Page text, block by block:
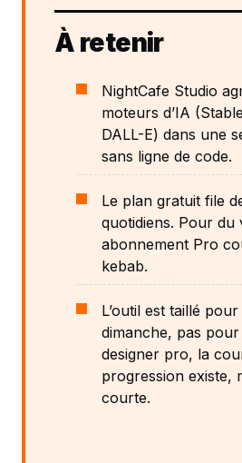
À retenir
NightCafe Studio
moteurs d’IA
DALL-E) dans une
sans ligne de code.
Le plan gratuit file
quotidiens. Pour du
abonnement Pro
kebab.
L’outil est taillé
dimanche, pas
designer pro, la
progression existe,
courte.